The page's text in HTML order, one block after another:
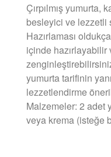
Çırpılmış yumurta,
besleyici ve lezzetli
Hazırlaması
içinde hazırlayabilir
yumurta tarifinin
lezzetlendirme
Malzemeler: 2 adet
veya krema (isteğe